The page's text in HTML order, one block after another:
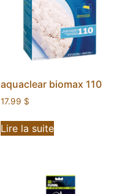
aquaclear biomax 110
17.99 $
Lire la suite